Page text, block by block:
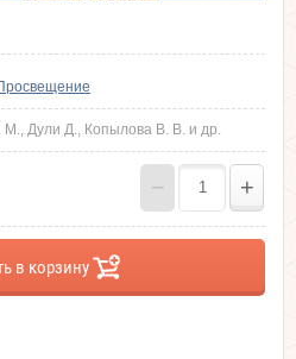
М., Дули Д., Копылова В. В. и др.
− +
в корзину